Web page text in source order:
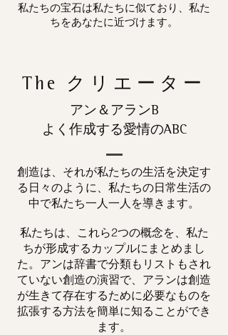
私たちの宝石は私たちに似ており、私た
ちをあなたに近づけます。
The クリエーター
アン＆アランB
よく作成する愛情のABC
創造は、それが私たちの生活を決定す
る日々のように、私たちの日常生活の
中で私たち一人一人を導きます。
私たちは、これら2つの概念を、私た
ちが形成するカップルにまとめまし
た。アンは辞書で分類もリストもされ
ていない創造の演習で、アランは創造
が生きて存在するために必要なものを
拡張する方法を簡単に知ることができ
ます。